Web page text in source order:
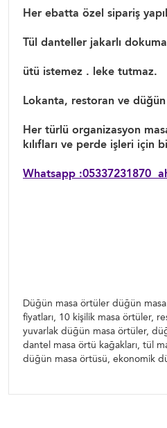
Her ebatta özel sipariş
Tül danteller jakarlı
ütü istemez . leke tutmaz.
Lokanta, restoran ve
Her türlü organizasyon
kılıfları ve perde işleri için
Whatsapp :05337231870
Düğün masa örtüler düğün
fiyatları, 10 kişilik masa örtüler,
yuvarlak düğün masa örtüler,
dantel masa örtü kağakları, tül
düğün masa örtüsü, ekonomik